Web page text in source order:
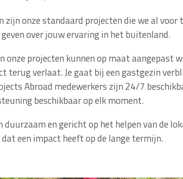
zijn onze standaard projecten die we al
over jouw ervaring in het buitenland.
onze projecten kunnen op maat aangepast
terug verlaat. Je gaat bij een gastgezin
Abroad medewerkers zijn 24/7
beschikbaar op elk moment.
en gericht op het helpen van de
een impact heeft op de lange termijn.